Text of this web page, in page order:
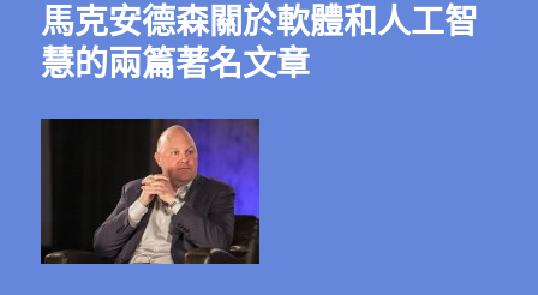
果
企
業
化
推
薦
的
好
文
馬克安德森關於軟體和人工智
慧的兩篇著名文章